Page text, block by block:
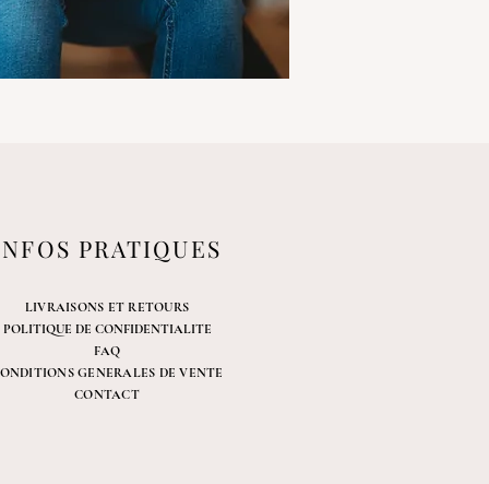
PRATIQUES
LIVRAISONS ET RETOURS
POLITIQUE DE CONFIDENTIALITE
FAQ
GENERALES DE VENTE
CONTACT